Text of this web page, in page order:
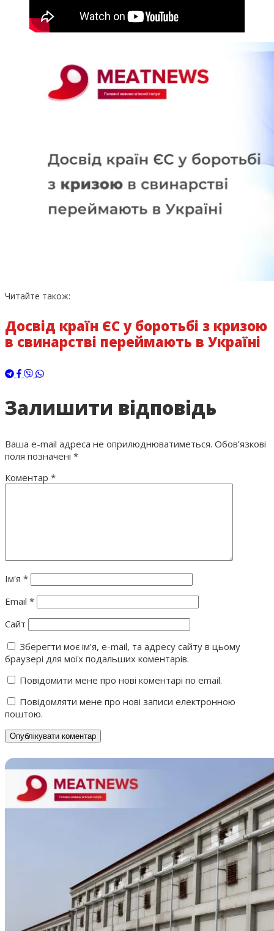
Читайте також:
Досвід країн ЄС у боротьбі з кризою
в свинарстві переймають в Україні
Залишити відповідь
Ваша e-mail адреса не оприлюднюватиметься. Обов’язкові
поля позначені *
Коментар *
Ім'я *
Email *
Сайт
Зберегти моє ім'я, e-mail, та адресу сайту в цьому
браузері для моїх подальших коментарів.
Повідомити мене про нові коментарі по email.
Повідомляти мене про нові записи електронною
поштою.